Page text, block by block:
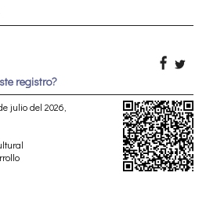
registro?
julio del 2026,